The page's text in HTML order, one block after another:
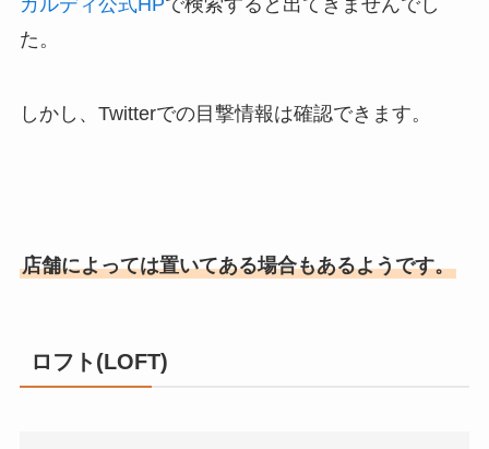
た。
しかし、Twitterでの目撃情報は確認できます。
店舗によっては置いてある場合もあるようです。
ロフト(LOFT)